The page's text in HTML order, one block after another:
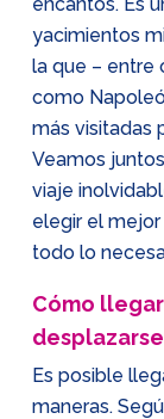
yacimientos
la que – entre
como
más visitadas
Veamos
viaje
elegir el
todo lo
Cómo
desplazarse
Es posible
maneras.